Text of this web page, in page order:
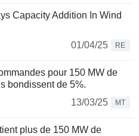
Capacity Addition In Wind
01/04/25
RE
pour 150 MW de
bondissent de 5%.
13/03/25
MT
plus de 150 MW de